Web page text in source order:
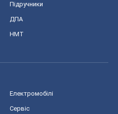
Підручники
ДПА
НМТ
Електромобілі
Сервіс